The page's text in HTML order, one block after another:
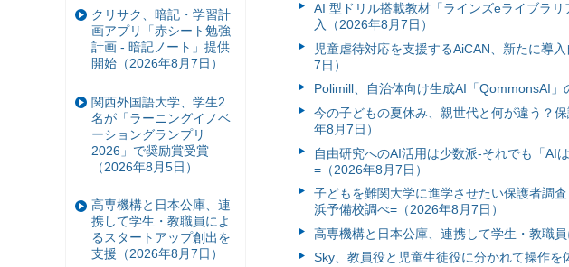
AI 型ドリル搭載教材「ラインズeライブラ
入（2026年8月7日）
児童虐待対応を支援するAiCAN、新たに導
7日）
Polimill、自治体向け生成AI「QommonsAI」
今の子どもの夏休み、親世代と何が違う？
年8月7日）
自由研究へのAI活用は少数派-それでも「AI
=（2026年8月7日）
子どもを難関大学に進学させたい保護者調
浜予備校調べ=（2026年8月7日）
高専機構と日本公庫、連携して学生・教職
Sky、教員役と児童生徒役に分かれて操作
クリサク、暗記・学習計
画アプリ「赤シート勉強
計画 - 暗記ノート」提供
開始（2026年8月7日）
関西外国語大学、学生2
名が「ラーニングイノベ
ーショングランプリ
2026」で奨励賞受賞
（2026年8月5日）
高専機構と日本公庫、連
携して学生・教職員によ
るスタートアップ創出を
支援（2026年8月7日）